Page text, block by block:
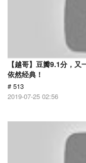
【越哥】豆瓣9.1分，
依然经典！
# 513
2019-07-25 02:56